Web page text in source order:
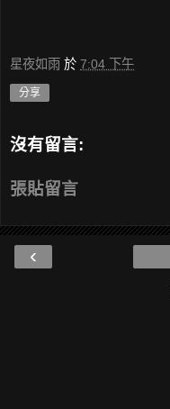
星夜如雨 於 7:04 下午
分享
沒有留言:
張貼留言
‹